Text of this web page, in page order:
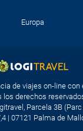
Europa
de viajes on-line con
los derechos
Parcela 3B
| 07121 Palma de